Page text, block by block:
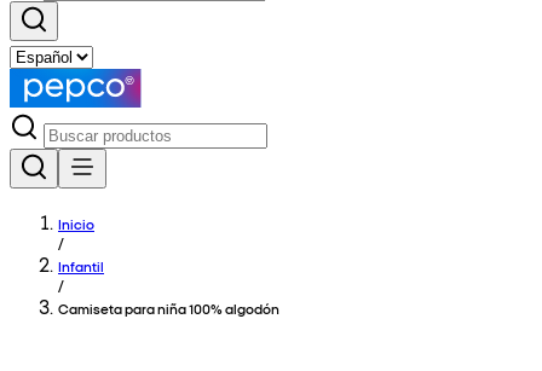
Inicio
/
Infantil
/
Camiseta para niña 100% algodón